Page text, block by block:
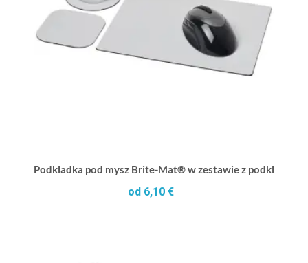
Podkladka pod mysz Brite-Mat® w zestawie z
od 6,10 €